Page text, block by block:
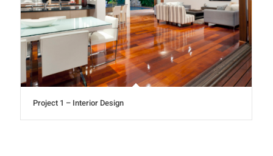
Project 1 – Interior Design